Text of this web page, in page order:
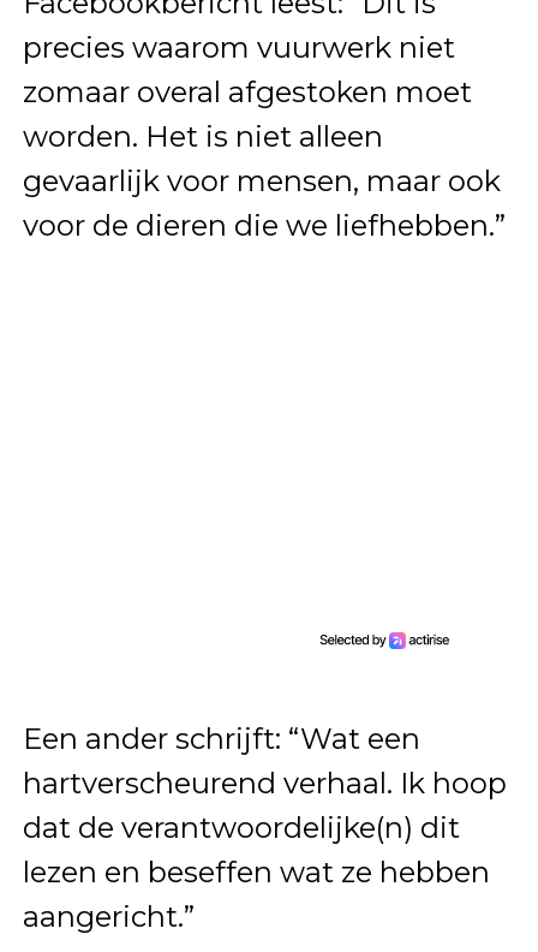
precies waarom vuurwerk niet
zomaar overal afgestoken moet
worden. Het is niet alleen
gevaarlijk voor mensen, maar ook
voor de dieren die we liefhebben.”
Een ander schrijft: “Wat een
hartverscheurend verhaal. Ik hoop
dat de verantwoordelijke(n) dit
lezen en beseffen wat ze hebben
aangericht.”